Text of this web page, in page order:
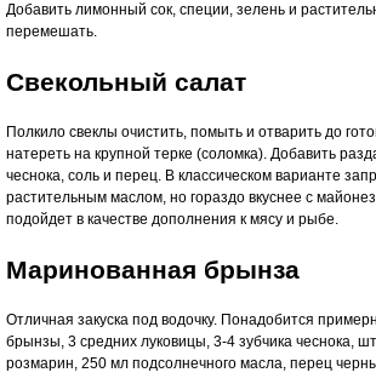
Добавить лимонный сок, специи, зелень и
перемешать.
Свекольный салат
Полкило свеклы очистить, помыть и отварить до
натереть на крупной терке (соломка). Добавить
чеснока, соль и перец. В классическом варианте
растительным маслом, но гораздо вкуснее с
подойдет в качестве дополнения к мясу и рыбе.
Маринованная брынза
Отличная закуска под водочку. Понадобится
брынзы, 3 средних луковицы, 3-4 зубчика чеснока,
розмарин, 250 мл подсолнечного масла, перец